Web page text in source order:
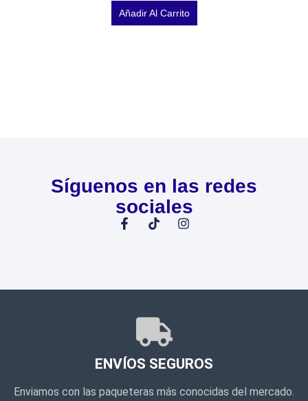
Añadir Al Carrito
Síguenos en las redes
sociales
ENVÍOS SEGUROS
Enviamos con las paqueteras más conocidas del mercado.